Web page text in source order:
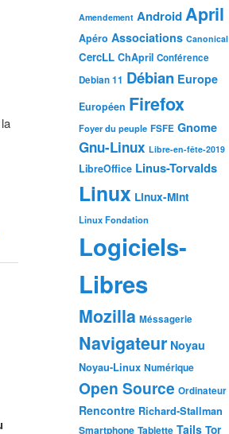
Amendement AndroidApril
Apéro Associations Canonical
CercLL ChApril Conférence
Debian 11 Débian Europe
Européen Firefox
Foyer du peuple FSFE Gnome
Gnu-Linux Libre-en-fête-2019
LibreOffice Linus-Torvalds
Linux Linux-Mint
Linux Fondation
Logiciels-
Libres
Mozilla Méssagerie
Navigateur Noyau
Noyau-Linux Numérique
Open Source Ordinateur
Rencontre Richard-Stallman
Smartphone Tablette Tails Tor